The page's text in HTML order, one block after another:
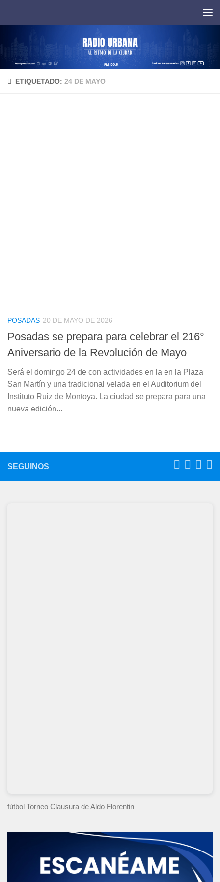
ETIQUETADO: 24 DE MAYO
POSADAS 20 DE MAYO DE 2026
Posadas se prepara para celebrar el 216°
Aniversario de la Revolución de Mayo
Será el domingo 24 de con actividades en la en la Plaza
San Martín y una tradicional velada en el Auditorium del
Instituto Ruiz de Montoya. La ciudad se prepara para una
nueva edición...
SEGUINOS
fútbol Torneo Clausura de Aldo Florentin